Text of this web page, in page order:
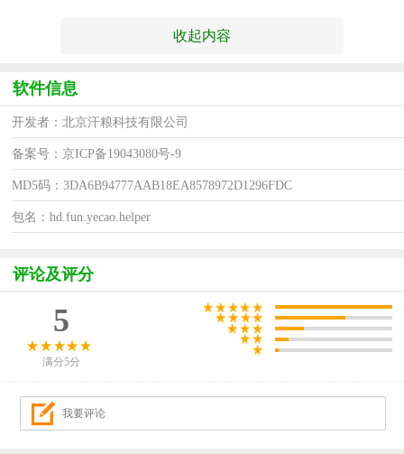
收起内容
软件信息
开发者：北京汗粮科技有限公司
备案号：京ICP备19043080号-9
MD5码：3DA6B94777AAB18EA8578972D1296FDC
包名：hd.fun.yecao.helper
评论及评分
5
满分5分